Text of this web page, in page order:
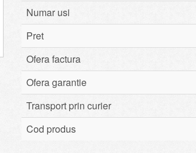
Numar usi
Pret
Ofera factura
Ofera garantie
Transport prin curier
Cod produs